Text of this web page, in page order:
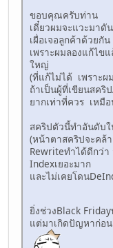
ขอบคุณครับท่าน
เดี๋ยวผมจะแวะมาดั
เผื่อเจอลูกค้าด้วยกั
เพราะผมลองแก้ไ
ใหญ่
(ที่แก้ไม่ได้ เพราะผ
ถ้าเป็นผู้ที่เขียนสค
ยากเท่าที่ควร เหมื
สคริปตัวนี้ทำอันดับใ
(หน้าตาสคริปจะคล้
Rewriteทำได้ดีกว่า
Indexเยอะมาก
และไม่เคยโดน
ยิ่งช่วงBlack
แต่มาเกิดปัญหาก่อ